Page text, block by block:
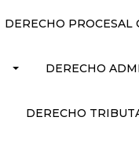
DERECHO PROCESAL
DERECHO
DERECHO